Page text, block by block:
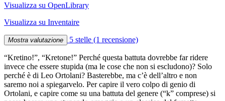
Visualizza su OpenLibrary
Visualizza su Inventaire
Mostra valutazione 5 stelle (1 recensione)
“Kretino!”, “Kretone!” Perché questa battuta dovrebbe far ridere
invece che essere stupida (ma le cose che non si escludono)? Solo
perché è di Leo Ortolani? Basterebbe, ma c’è dell’altro e non
saremo noi a spiegarvelo. Per capire il vero colpo di genio di
Ortolani, e capire come su una battuta del genere (“k” comprese) si